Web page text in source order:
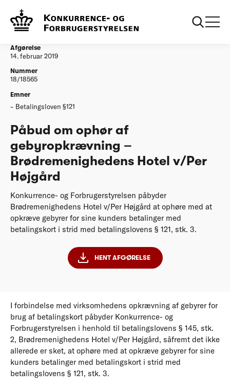
Afgørelser
Brødremenighedens Hotel v/Per Højgård
Afgørelse
14. februar 2019
Nummer
18/18565
Emner
Betalingsloven §121
Påbud om ophør af
gebyropkrævning –
Brødremenighedens Hotel v/Per
Højgård
Konkurrence- og Forbrugerstyrelsen påbyder
Brødremenighedens Hotel v/Per Højgård at ophøre med at
opkræve gebyrer for sine kunders betalinger med
betalingskort i strid med betalingslovens § 121, stk. 3.
HENT AFGØRELSE
I forbindelse med virksomhedens opkrævning af gebyrer for
brug af betalingskort påbyder Konkurrence- og
Forbrugerstyrelsen i henhold til betalingslovens § 145, stk.
2, Brødremenighedens Hotel v/Per Højgård, såfremt det ikke
allerede er sket, at ophøre med at opkræve gebyrer for sine
kunders betalinger med betalingskort i strid med
betalingslovens § 121, stk. 3.